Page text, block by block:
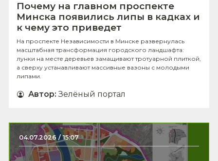
Почему на главном проспекте
Минска появились липы в кадках и
к чему это приведет
На проспекте Независимости в Минске развернулась
масштабная трансформация городского ландшафта:
лунки на месте деревьев замащивают тротуарной плиткой,
а сверху устанавливают массивные вазоны с молодыми
липами.
Автор: Зелёный портал
04.07.2026 / 15:07